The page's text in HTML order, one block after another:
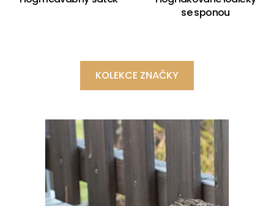
se sponou
KOLEKCE ZNAČKY